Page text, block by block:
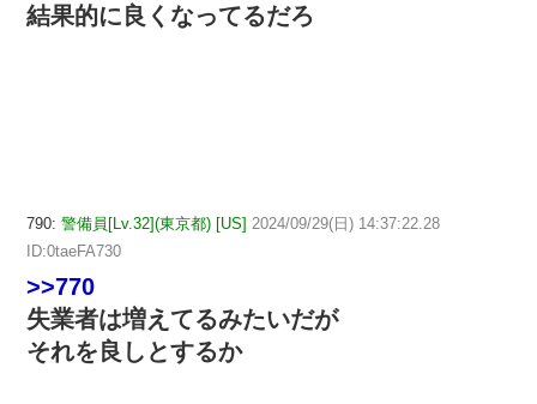
結果的に良くなってるだろ
790: 警備員[Lv.32](東京都) [US] 2024/09/29(日) 14:37:22.28
ID:0taeFA730
>>770
失業者は増えてるみたいだが
それを良しとするか